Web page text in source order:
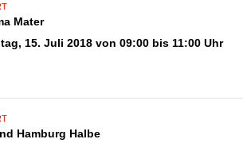
Mater
15. Juli 2018 von 09:00 bis 11:00 Uhr
Hamburg Halbe